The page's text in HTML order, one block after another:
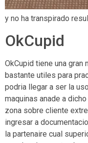
y no ha transpirado
OkCupid
OkCupid tiene una
bastante utiles para
podri­a llegar a ser la
maquinas anade a
zona sobre cliente
ingresar a
la partenaire cual